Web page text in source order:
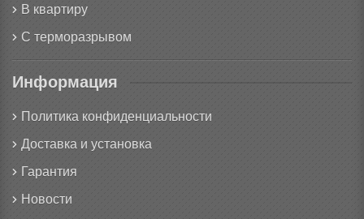
В квартиру
С терморазрывом
Информация
Политика конфиденциальности
Доставка и установка
Гарантия
Новости